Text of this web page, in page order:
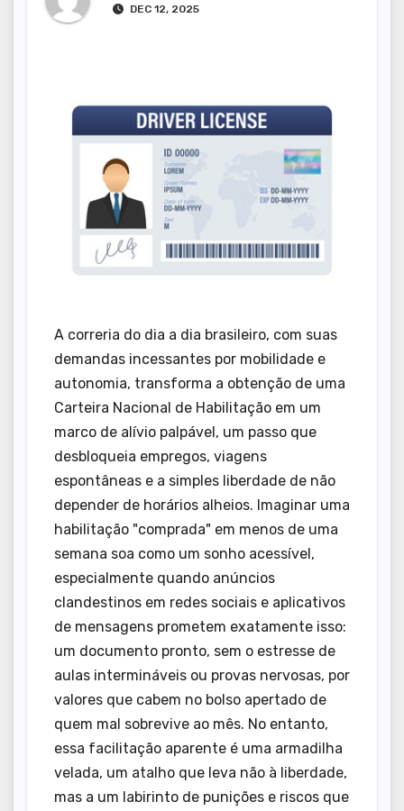
DEC 12, 2025
A correria do dia a dia brasileiro, com suas
demandas incessantes por mobilidade e
autonomia, transforma a obtenção de uma
Carteira Nacional de Habilitação em um
marco de alívio palpável, um passo que
desbloqueia empregos, viagens
espontâneas e a simples liberdade de não
depender de horários alheios. Imaginar uma
habilitação "comprada" em menos de uma
semana soa como um sonho acessível,
especialmente quando anúncios
clandestinos em redes sociais e aplicativos
de mensagens prometem exatamente isso:
um documento pronto, sem o estresse de
aulas intermináveis ou provas nervosas, por
valores que cabem no bolso apertado de
quem mal sobrevive ao mês. No entanto,
essa facilitação aparente é uma armadilha
velada, um atalho que leva não à liberdade,
mas a um labirinto de punições e riscos que